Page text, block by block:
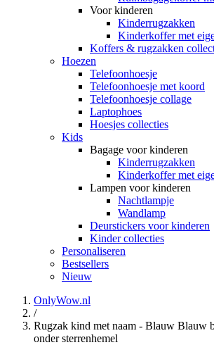
Voor kinderen
Kinderrugzakken
Kinderkoffer met
Koffers & rugzakken
Hoezen
Telefoonhoesje
Telefoonhoesje met koord
Telefoonhoesje collage
Laptophoes
Hoesjes collecties
Kids
Bagage voor kinderen
Kinderrugzakken
Kinderkoffer met
Lampen voor kinderen
Nachtlampje
Wandlamp
Deurstickers voor kinderen
Kinder collecties
Personaliseren
Bestsellers
Nieuw
OnlyWow.nl
/
Rugzak kind met naam - Blauw Blauw
onder sterrenhemel